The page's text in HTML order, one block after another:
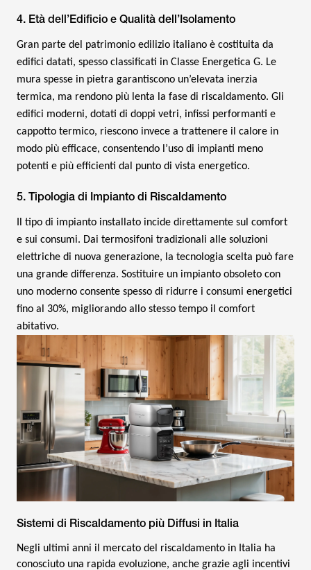
4. Età dell’Edificio e Qualità dell’Isolamento
Gran parte del patrimonio edilizio italiano è costituita da
edifici datati, spesso classificati in Classe Energetica G. Le
mura spesse in pietra garantiscono un’elevata inerzia
termica, ma rendono più lenta la fase di riscaldamento. Gli
edifici moderni, dotati di doppi vetri, infissi performanti e
cappotto termico, riescono invece a trattenere il calore in
modo più efficace, consentendo l’uso di impianti meno
potenti e più efficienti dal punto di vista energetico.
5. Tipologia di Impianto di Riscaldamento
Il tipo di impianto installato incide direttamente sul comfort
e sui consumi. Dai termosifoni tradizionali alle soluzioni
elettriche di nuova generazione, la tecnologia scelta può fare
una grande differenza. Sostituire un impianto obsoleto con
uno moderno consente spesso di ridurre i consumi energetici
fino al 30%, migliorando allo stesso tempo il comfort
abitativo.
Sistemi di Riscaldamento più Diffusi in Italia
Negli ultimi anni il mercato del riscaldamento in Italia ha
conosciuto una rapida evoluzione, anche grazie agli incentivi